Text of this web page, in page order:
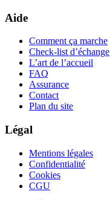
Aide
Comment ça marche
Check-list d’échange
L’art de l’accueil
FAQ
Assurance
Contact
Plan du site
Légal
Mentions légales
Confidentialité
Cookies
CGU